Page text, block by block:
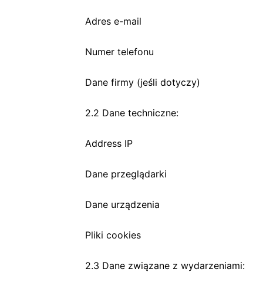
Adres e-mail
Numer telefonu
Dane firmy (jeśli dotyczy)
2.2 Dane techniczne:
Address IP
Dane przeglądarki
Dane urządzenia
Pliki cookies
2.3 Dane związane z wydarzeniami: